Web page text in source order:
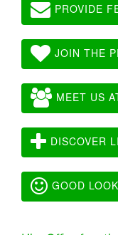
PROVIDE
JOIN THE
MEET US
DISCOVER
GOOD